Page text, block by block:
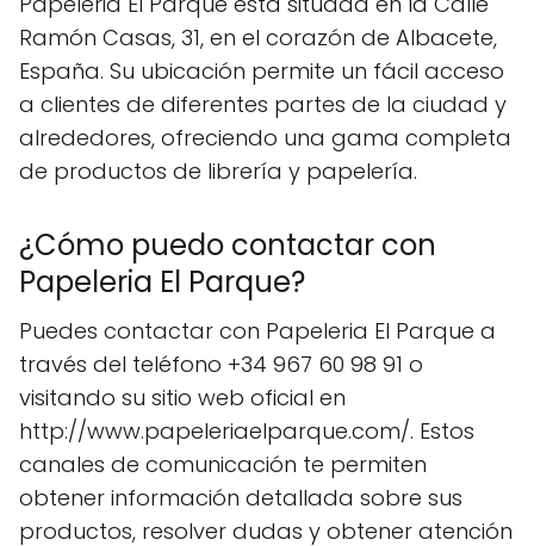
Ramón Casas, 31, en el corazón de Albacete,
España. Su ubicación permite un fácil acceso
a clientes de diferentes partes de la ciudad y
alrededores, ofreciendo una gama completa
de productos de librería y papelería.
¿Cómo puedo contactar con
Papeleria El Parque?
Puedes contactar con Papeleria El Parque a
través del teléfono +34 967 60 98 91 o
visitando su sitio web oficial en
http://www.papeleriaelparque.com/. Estos
canales de comunicación te permiten
obtener información detallada sobre sus
productos, resolver dudas y obtener atención